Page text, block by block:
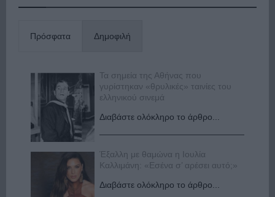
Πρόσφατα Δημοφιλή
Τα σημεία της Αθήνας που
γυρίστηκαν «θρυλικές» ταινίες του
ελληνικού σινεμά
Διαβάστε ολόκληρο το άρθρο...
Έξαλλη με θαμώνα η Ιουλία
Καλλιμάνη: «Εσένα σ’ αρέσει αυτό;»
Διαβάστε ολόκληρο το άρθρο...